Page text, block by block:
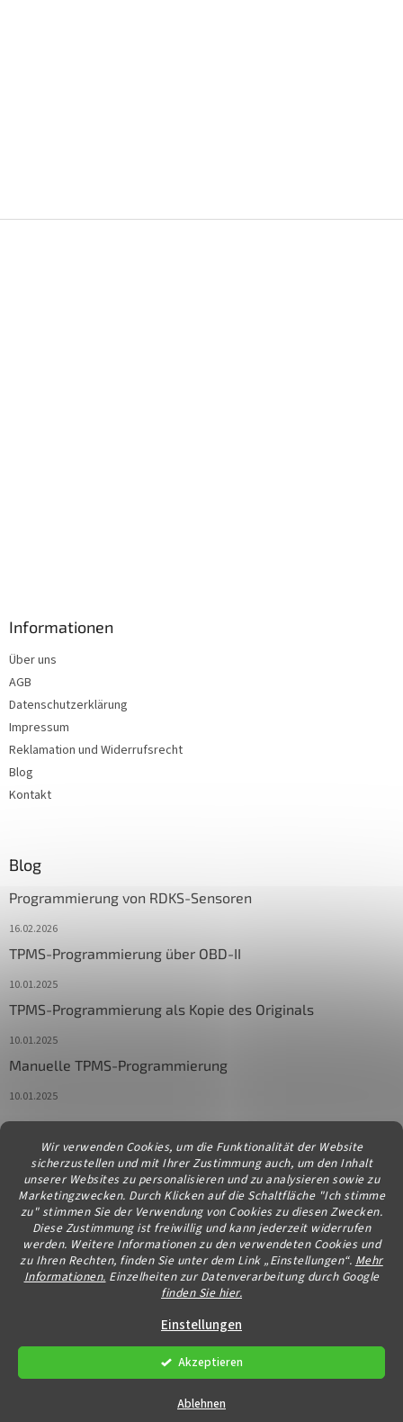
Wir verwenden Cookies, um die Funktionalität der Website
sicherzustellen und mit Ihrer Zustimmung auch, um den Inhalt
unserer Websites zu personalisieren und zu analysieren sowie zu
Marketingzwecken. Durch Klicken auf die Schaltfläche "Ich stimme
zu" stimmen Sie der Verwendung von Cookies zu diesen Zwecken.
Diese Zustimmung ist freiwillig und kann jederzeit widerrufen
werden. Weitere Informationen zu den verwendeten Cookies und
zu Ihren Rechten, finden Sie unter dem Link „Einstellungen“. Mehr
Informationen. Einzelheiten zur Datenverarbeitung durch Google
finden Sie hier.
Einstellungen
Ablehnen
Akzeptieren
Informationen
Über uns
AGB
Datenschutzerklärung
Impressum
Reklamation und Widerrufsrecht
Blog
Kontakt
Blog
Programmierung von RDKS-Sensoren
16.02.2026
TPMS-Programmierung über OBD-II
10.01.2025
TPMS-Programmierung als Kopie des Originals
10.01.2025
Manuelle TPMS-Programmierung
10.01.2025
Kontakt
info@diagstore.at
Erstellt von Shoptet
Copyright 2026diagstore.at. Alle Rechte vorbehalten.Cookie-
Einstellungen ändern